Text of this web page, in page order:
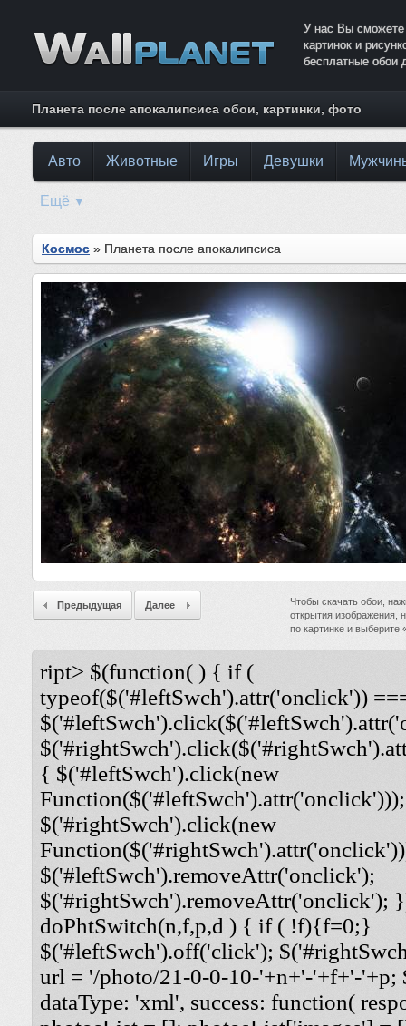
У нас Вы сможете
картинок и
бесплатные обои
Планета после апокалипсиса обои, картинки, фото
Авто Животные Игры Девушки
Ещё ▼
Космос » Планета после апокалипсиса
Чтобы скачать обои,
открытия изображения,
по картинке и
Предыдущая Далее
ript> $(function( ) { if (
typeof($('#leftSwch').attr('onclick'))
{ $('#leftSwch').click(new
Function($('#leftSwch').attr('onclick')));
$('#rightSwch').click(new
$('#leftSwch').removeAttr('onclick');
$('#rightSwch').removeAttr('onclick');
doPhtSwitch(n,f,p,d ) { if ( !f){f=0;}
$('#leftSwch').off('click');
url = '/photo/21-0-0-10-'+n+'-'+f+'-'+p;
dataType: 'xml', success: function(